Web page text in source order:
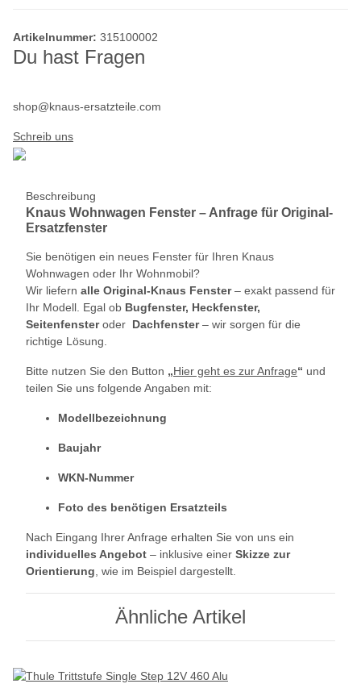
Artikelnummer: 315100002
Du hast Fragen
shop@knaus-ersatzteile.com
Schreib uns
Beschreibung
Knaus Wohnwagen Fenster – Anfrage für Original-
Ersatzfenster
Sie benötigen ein neues Fenster für Ihren Knaus
Wohnwagen oder Ihr Wohnmobil?
Wir liefern alle Original-Knaus Fenster– exakt passend für
Ihr Modell. Egal ob Bugfenster, Heckfenster,
Seitenfensteroder Dachfenster– wir sorgen für die
richtige Lösung.
Bitte nutzen Sie den Button „Hier geht es zur Anfrage“ und
teilen Sie uns folgende Angaben mit:
Modellbezeichnung
Baujahr
WKN-Nummer
Foto des benötigen Ersatzteils
Nach Eingang Ihrer Anfrage erhalten Sie von uns ein
individuelles Angebot – inklusive einer Skizze zur
Orientierung , wie im Beispiel dargestellt.
Ähnliche Artikel